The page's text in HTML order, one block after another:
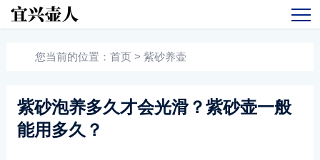
您当前的位置： 首页 > 紫砂养壶
紫砂泡养多久才会光滑？紫砂壶一般
能用多久？